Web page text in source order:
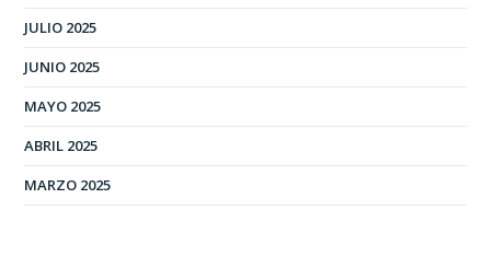
JULIO 2025
JUNIO 2025
MAYO 2025
ABRIL 2025
MARZO 2025